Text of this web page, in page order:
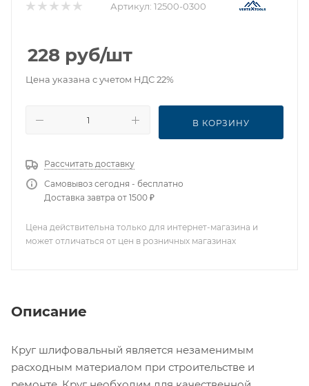
Артикул: 12500-0300
228 руб/шт
Цена указана с учетом НДС 22%
В КОРЗИНУ
Рассчитать доставку
Самовывоз сегодня - бесплатно
Доставка завтра от 1500 ₽
Цена действительна только для интернет-магазина и
может отличаться от цен в розничных магазинах
Описание
Круг шлифовальный является незаменимым
расходным материалом при строительстве и